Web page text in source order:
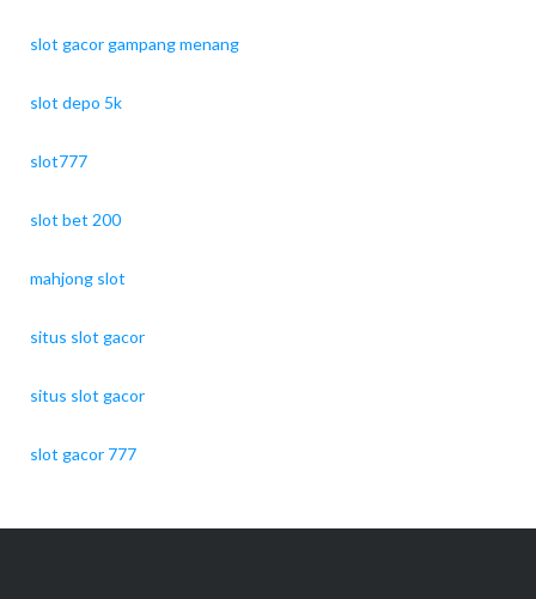
slot gacor gampang menang
slot depo 5k
slot777
slot bet 200
mahjong slot
situs slot gacor
situs slot gacor
slot gacor 777